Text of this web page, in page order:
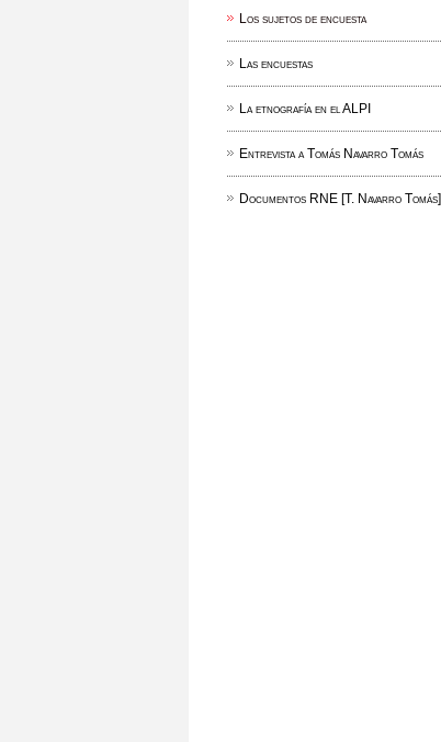
Los sujetos de encuesta
Las encuestas
La etnografía en el ALPI
Entrevista a Tomás Navarro Tomás
Documentos RNE [T. Navarro Tomás]